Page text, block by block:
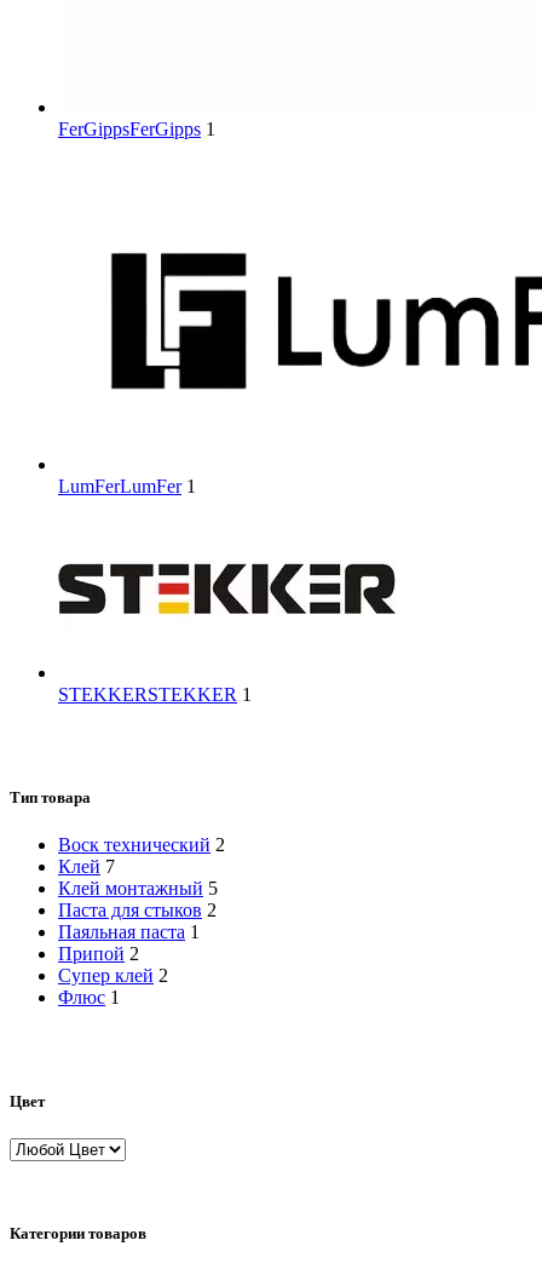
FerGippsFerGipps 1
LumFerLumFer 1
STEKKERSTEKKER 1
Тип товара
Воск технический 2
Клей 7
Клей монтажный 5
Паста для стыков 2
Паяльная паста 1
Припой 2
Супер клей 2
Флюс 1
Цвет
Категории товаров